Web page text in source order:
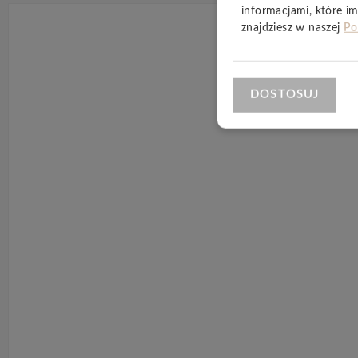
informacjami, które
znajdziesz w naszej
DOSTOSUJ